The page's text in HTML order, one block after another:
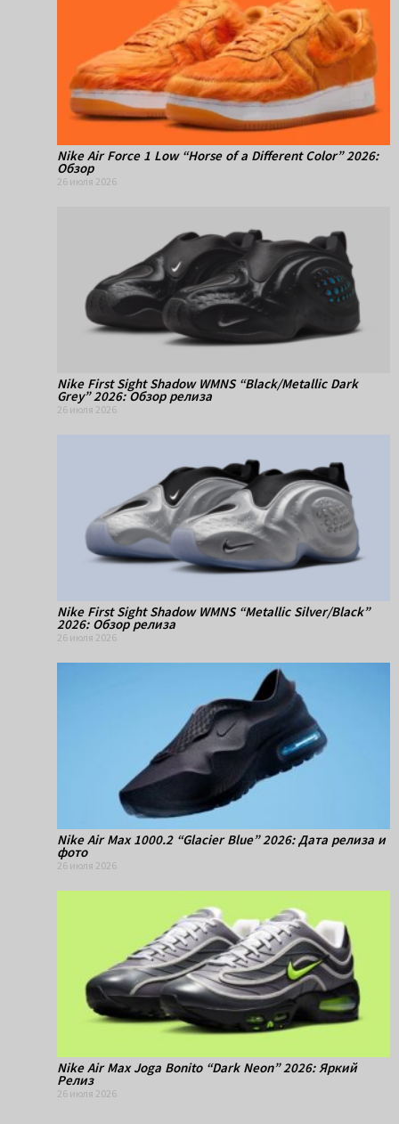
Nike Air Force 1 Low “Horse of a Different Color” 2026:
Обзор
26 июля 2026
Nike First Sight Shadow WMNS “Black/Metallic Dark
Grey” 2026: Обзор релиза
26 июля 2026
Nike First Sight Shadow WMNS “Metallic Silver/Black”
2026: Обзор релиза
26 июля 2026
Nike Air Max 1000.2 “Glacier Blue” 2026: Дата релиза и
фото
26 июля 2026
Nike Air Max Joga Bonito “Dark Neon” 2026: Яркий
Релиз
26 июля 2026